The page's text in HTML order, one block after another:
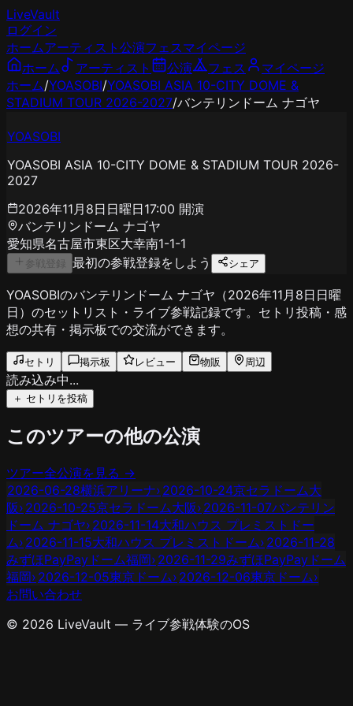
LiveVault
ログイン
ホームアーティスト 公演フェスマイページ
ホーム
アーティスト 公演 フェス
マイページ
ホーム/YOASOBI/YOASOBI ASIA 10-CITY DOME &
STADIUM TOUR 2026-2027/バンテリンドーム ナゴヤ
YOASOBI
YOASOBI ASIA 10-CITY DOME & STADIUM TOUR 2026-
2027
2026年11月8日日曜日17:00 開演
バンテリンドーム ナゴヤ
愛知県名古屋市東区大幸南1-1-1
参戦登録 最初の参戦登録をしよう シェア
YOASOBIのバンテリンドーム ナゴヤ（2026年11月8日日曜
日）のセットリスト・ライブ参戦記録です。セトリ投稿・感
想の共有・掲示板での交流ができます。
セトリ 掲示板 レビュー 物販 周辺
読み込み中...
＋ セトリを投稿
このツアーの他の公演
ツアー全公演を見る →
2026-06-28横浜アリーナ› 2026-10-24京セラドーム大
阪› 2026-10-25京セラドーム大阪› 2026-11-07バンテリン
ドーム ナゴヤ› 2026-11-14大和ハウス プレミストドー
ム› 2026-11-15大和ハウス プレミストドーム› 2026-11-28
みずほPayPayドーム福岡› 2026-11-29みずほPayPayドーム
福岡› 2026-12-05東京ドーム› 2026-12-06東京ドーム›
お問い合わせ
© 2026 LiveVault — ライブ参戦体験のOS